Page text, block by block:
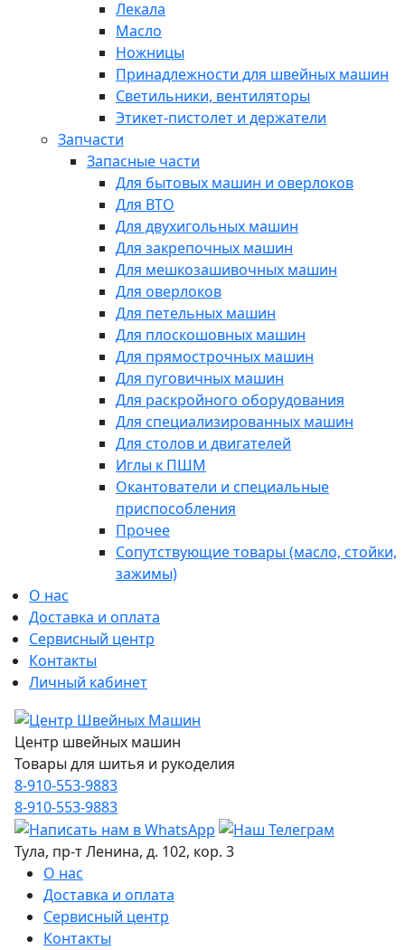
Лекала
Масло
Ножницы
Принадлежности для швейных машин
Светильники, вентиляторы
Этикет-пистолет и держатели
Запчасти
Запасные части
Для бытовых машин и оверлоков
Для ВТО
Для двухигольных машин
Для закрепочных машин
Для мешкозашивочных машин
Для оверлоков
Для петельных машин
Для плоскошовных машин
Для прямострочных машин
Для пуговичных машин
Для раскройного оборудования
Для специализированных машин
Для столов и двигателей
Иглы к ПШМ
Окантователи и специальные
приспособления
Прочее
Сопутствующие товары (масло, стойки,
зажимы)
О нас
Доставка и оплата
Сервисный центр
Контакты
Личный кабинет
Центр швейных машин
Товары для шитья и рукоделия
8-910-553-9883
8-910-553-9883
Тула, пр-т Ленина, д. 102, кор. 3
О нас
Доставка и оплата
Сервисный центр
Контакты